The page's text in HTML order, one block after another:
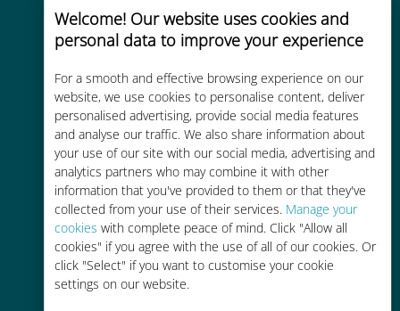
Welcome! Our website uses cookies and
personal data to improve your experience
For a smooth and effective browsing experience on our
website, we use cookies to personalise content, deliver
personalised advertising, provide social media features
and analyse our traffic. We also share information about
your use of our site with our social media, advertising and
analytics partners who may combine it with other
information that you've provided to them or that they've
collected from your use of their services. Manage your
cookies with complete peace of mind. Click "Allow all
cookies" if you agree with the use of all of our cookies. Or
click "Select" if you want to customise your cookie
settings on our website.
Uygun maliyetli
Mevcut operatörünüzle dolaşım
ücretlerinden %90'a kadar daha
ucuz
Kolay doldurma